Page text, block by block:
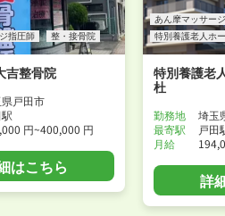
指圧師 整・接骨院
吉整骨院
戸田市
円~400,000 円
はこちら
あん摩マッサー
特別養護老人ホ
特別養護老
杜
勤務地
埼玉
最寄駅
戸田
月給
詳